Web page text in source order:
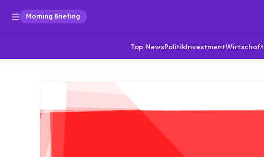
Morning Briefing
Top NewsPolitikInvestmentWirtschaft